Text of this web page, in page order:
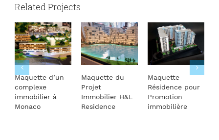
Related Projects
Maquette d’un
complexe
immobilier à
Monaco
Maquette du
Projet
Immobilier H&L
Residence
Maquette
Résidence pour
Promotion
immobilière